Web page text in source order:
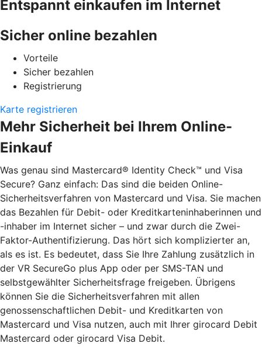
Entspannt einkaufen im Internet
Sicher online bezahlen
Vorteile
Sicher bezahlen
Registrierung
Karte registrieren
Mehr Sicherheit bei Ihrem Online-
Einkauf
Was genau sind Mastercard® Identity Check™ und Visa
Secure? Ganz einfach: Das sind die beiden Online-
Sicherheitsverfahren von Mastercard und Visa. Sie machen
das Bezahlen für Debit- oder Kreditkarteninhaberinnen und
-inhaber im Internet sicher – und zwar durch die Zwei-
Faktor-Authentifizierung. Das hört sich komplizierter an,
als es ist. Es bedeutet, dass Sie Ihre Zahlung zusätzlich in
der VR SecureGo plus App oder per SMS-TAN und
selbstgewählter Sicherheitsfrage freigeben. Übrigens
können Sie die Sicherheitsverfahren mit allen
genossenschaftlichen Debit- und Kreditkarten von
Mastercard und Visa nutzen, auch mit Ihrer girocard Debit
Mastercard oder girocard Visa Debit.